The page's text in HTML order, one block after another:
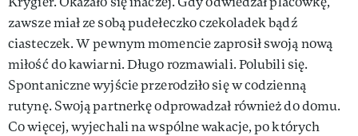
zawsze miał ze sobą pudełeczko czekoladek bądź
ciasteczek. W pewnym momencie zaprosił swoją nową
miłość do kawiarni. Długo rozmawiali. Polubili się.
Spontaniczne wyjście przerodziło się w codzienną
rutynę. Swoją partnerkę odprowadzał również do domu.
Co więcej, wyjechali na wspólne wakacje, po których